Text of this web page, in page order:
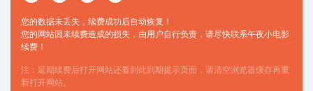
您的数据未丢失，续费成功后自动恢复！
您的网站因未续费造成的损失，由用户自行负责，请尽快联系午夜小电影
续费！
注：延期续费后打开网站还看到此到期提示页面，请清空浏览器缓存再重
新打开网站。